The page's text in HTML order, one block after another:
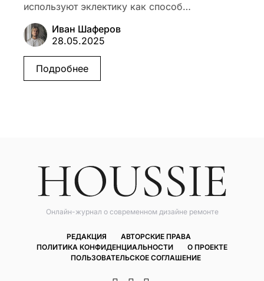
используют эклектику как способ…
Иван Шаферов
28.05.2025
Подробнее
Онлайн-журнал о современном дизайне ремонте
РЕДАКЦИЯ
АВТОРСКИЕ ПРАВА
ПОЛИТИКА КОНФИДЕНЦИАЛЬНОСТИ
О ПРОЕКТЕ
ПОЛЬЗОВАТЕЛЬСКОЕ CОГЛАШЕНИЕ